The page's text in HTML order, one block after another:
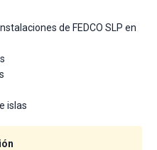
de FEDCO SLP en
islas